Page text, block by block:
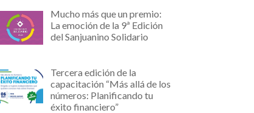
Mucho más que un premio:
La emoción de la 9ª Edición
del Sanjuanino Solidario
Tercera edición de la
capacitación “Más allá de los
números: Planificando tu
éxito financiero”